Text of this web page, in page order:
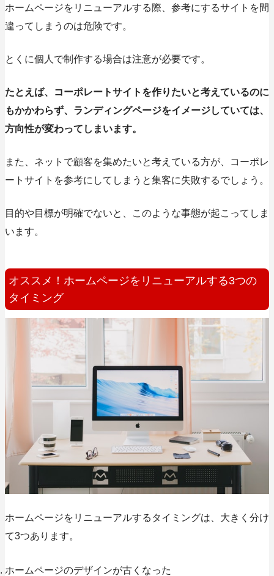
ホームページをリニューアルする際、参考にするサイトを間
違ってしまうのは危険です。
とくに個人で制作する場合は注意が必要です。
たとえば、コーポレートサイトを作りたいと考えているのに
もかかわらず、ランディングページをイメージしていては、
方向性が変わってしまいます。
また、ネットで顧客を集めたいと考えている方が、コーポレ
ートサイトを参考にしてしまうと集客に失敗するでしょう。
目的や目標が明確でないと、このような事態が起こってしま
います。
オススメ！ホームページをリニューアルする3つの
タイミング
ホームページをリニューアルするタイミングは、大きく分け
て3つあります。
ホームページのデザインが古くなった